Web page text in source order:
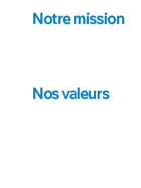
Notre mission
Nos valeurs